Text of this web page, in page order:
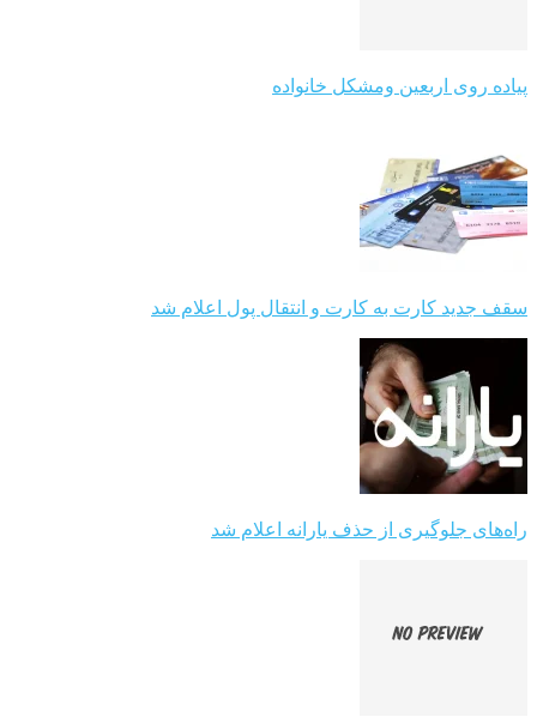
پیاده روی اربعین ومشکل خانواده
سقف جدید کارت به کارت و انتقال پول اعلام شد
راه‌های جلوگیری از حذف یارانه اعلام شد